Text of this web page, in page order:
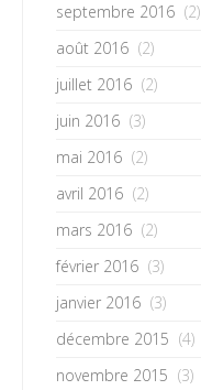
septembre 2016 (2)
août 2016 (2)
juillet 2016 (2)
juin 2016 (3)
mai 2016 (2)
avril 2016 (2)
mars 2016 (2)
février 2016 (3)
janvier 2016 (3)
décembre 2015 (4)
novembre 2015 (3)